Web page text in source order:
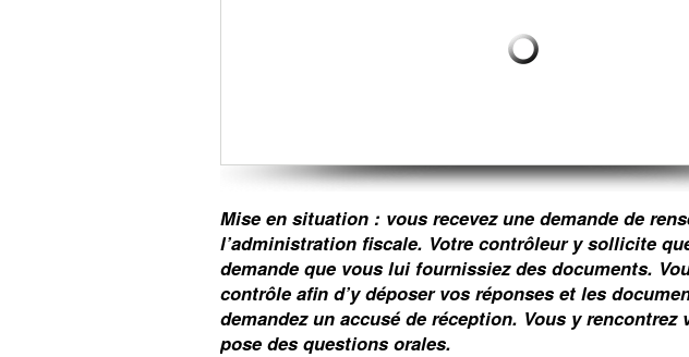
Mise en situation : vous recevez une demande de
l’administration fiscale. Votre contrôleur y sollicite
demande que vous lui fournissiez des documents.
contrôle afin d’y déposer vos réponses et les
demandez un accusé de réception. Vous y
pose des questions orales.